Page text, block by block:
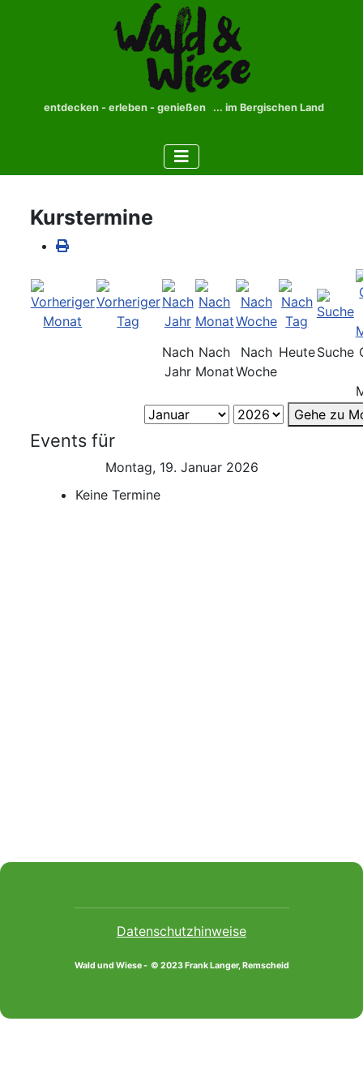
entdecken - erleben - genießen ... im Bergischen Land
Kurstermine
Nach
Jahr
Nach
Monat
Nach
Woche
HeuteSuche
Gehe zu
Events für
Montag, 19. Januar 2026
Keine Termine
Datenschutzhinweise
Wald und Wiese - © 2023 Frank Langer, Remscheid